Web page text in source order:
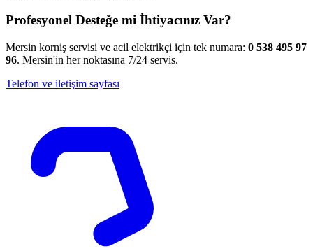
Profesyonel Desteğe mi İhtiyacınız Var?
Mersin korniş servisi ve acil elektrikçi için tek numara: 0 538 495 97
96. Mersin'in her noktasına 7/24 servis.
Telefon ve iletişim sayfası